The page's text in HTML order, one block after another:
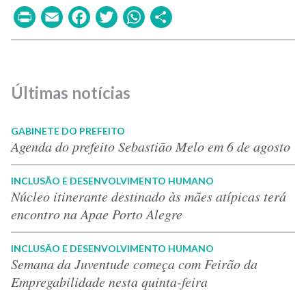
PrintEmailFacebook
TwitterWhatsApp
Últimas notícias
GABINETE DO PREFEITO
Agenda do prefeito Sebastião Melo em 6 de agosto
INCLUSÃO E DESENVOLVIMENTO HUMANO
Núcleo itinerante destinado às mães atípicas terá
encontro na Apae Porto Alegre
INCLUSÃO E DESENVOLVIMENTO HUMANO
Semana da Juventude começa com Feirão da
Empregabilidade nesta quinta-feira